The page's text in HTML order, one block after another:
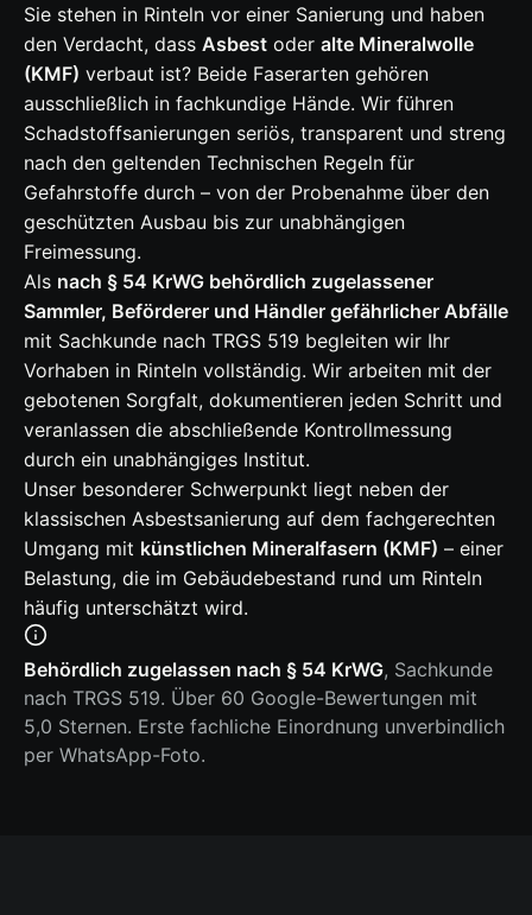
Sie stehen in Rinteln vor einer Sanierung und haben
den Verdacht, dass Asbest oder alte Mineralwolle
(KMF) verbaut ist? Beide Faserarten gehören
ausschließlich in fachkundige Hände. Wir führen
Schadstoffsanierungen seriös, transparent und streng
nach den geltenden Technischen Regeln für
Gefahrstoffe durch – von der Probenahme über den
geschützten Ausbau bis zur unabhängigen
Freimessung.
Als nach § 54 KrWG behördlich zugelassener
Sammler, Beförderer und Händler gefährlicher Abfälle
mit Sachkunde nach TRGS 519 begleiten wir Ihr
Vorhaben in Rinteln vollständig. Wir arbeiten mit der
gebotenen Sorgfalt, dokumentieren jeden Schritt und
veranlassen die abschließende Kontrollmessung
durch ein unabhängiges Institut.
Unser besonderer Schwerpunkt liegt neben der
klassischen Asbestsanierung auf dem fachgerechten
Umgang mit künstlichen Mineralfasern (KMF) – einer
Belastung, die im Gebäudebestand rund um Rinteln
häufig unterschätzt wird.
Behördlich zugelassen nach § 54 KrWG, Sachkunde
nach TRGS 519. Über 60 Google-Bewertungen mit
5,0 Sternen. Erste fachliche Einordnung unverbindlich
per WhatsApp-Foto.